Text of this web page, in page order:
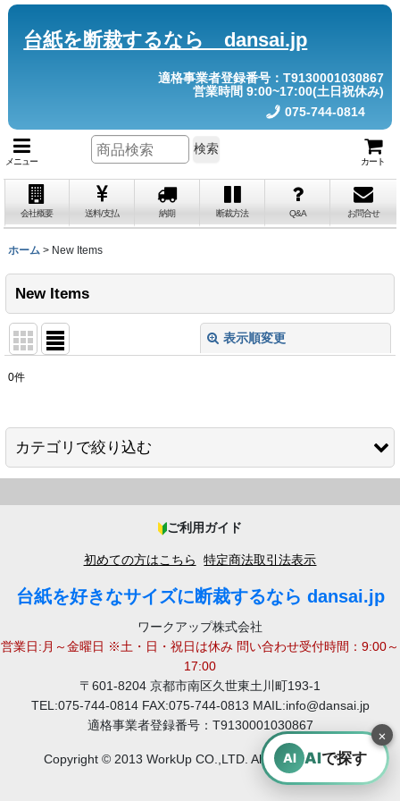
台紙を断裁するなら dansai.jp
適格事業者登録番号：T9130001030867
営業時間 9:00~17:00(土日祝休み)
075-744-0814
メニュー カート
検索
会社概要 送料/支払 納期 断裁方法 Q&A お問合せ
ホーム > New Items
New Items
表示順変更
並び順:
0件
カテゴリで絞り込む
白ボール32号 (厚2.36mm)
白ボール45号 (厚3.30mm)
チップ8号 (厚0.56mm)
ご利用ガイド
初めての方はこちら 特定商法取引法表示
台紙を好きなサイズに断裁するなら dansai.jp
ワークアップ株式会社
営業日:月～金曜日 ※土・日・祝日は休み 問い合わせ受付時間：9:00～
17:00
〒601-8204 京都市南区久世東土川町193-1
TEL:075-744-0814 FAX:075-744-0813 MAIL:info@dansai.jp
適格事業者登録番号：T9130001030867
Copyright © 2013 WorkUp CO.,LTD. All rights reserved.
AI AIで探す
×